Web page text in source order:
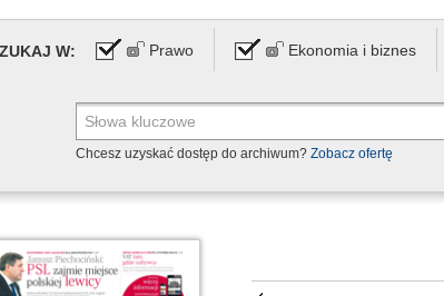
W: Prawo Ekonomia i biznes
Chcesz uzyskać dostęp do archiwum? Zobacz ofertę